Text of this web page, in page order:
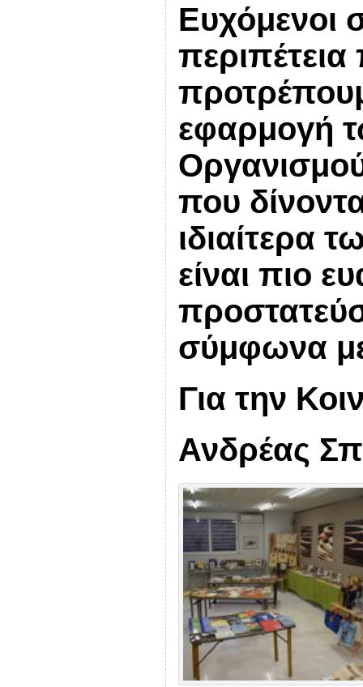
Ευχόμενοι
εφαρμογή
που
ιδιαίτερα
είναι πιο
σύμφωνα
Για την
Ανδρέας